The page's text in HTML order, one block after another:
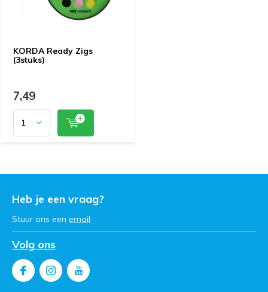
KORDA Ready Zigs
(3stuks)
7,49
Heb je een vraag?
Stuur ons een email
Volg ons